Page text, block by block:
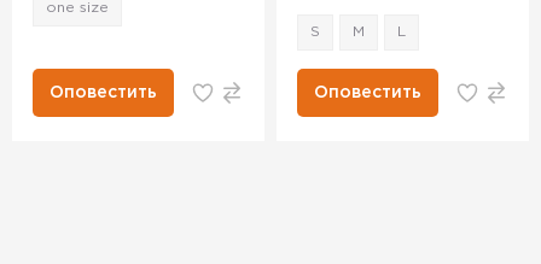
one size
Оповестить
S M
Оповестить